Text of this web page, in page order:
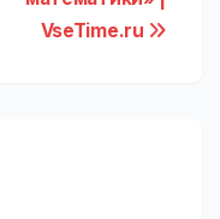
VseTime.ru